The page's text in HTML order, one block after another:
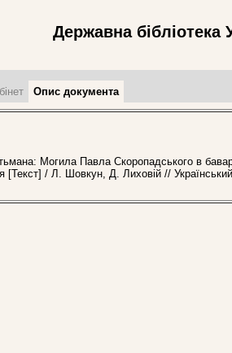
Державна бібліотека
Опис документа
Могила Павла Скоропадського в
[Текст] / Л. Шовкун, Д. Лиховій //